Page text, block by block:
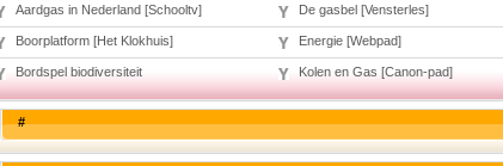
Aardgas in Nederland [Schooltv] De gasbel [Vensterles]
Boorplatform [Het Klokhuis] Energie [Webpad]
Bordspel biodiversiteit Kolen en Gas [Canon-pad]
#